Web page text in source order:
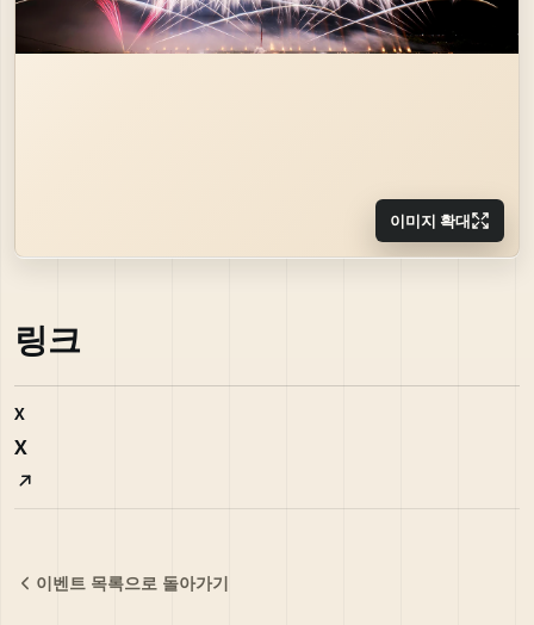
이미지 확대
링크
X
X
이벤트 목록으로 돌아가기